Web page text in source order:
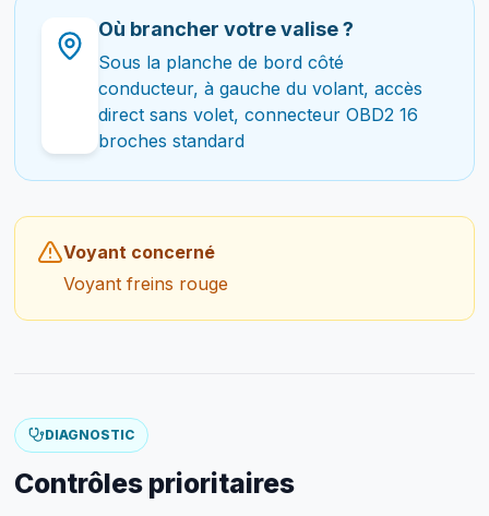
Où brancher votre valise ?
Sous la planche de bord côté
conducteur, à gauche du volant, accès
direct sans volet, connecteur OBD2 16
broches standard
Voyant concerné
Voyant freins rouge
DIAGNOSTIC
Contrôles prioritaires